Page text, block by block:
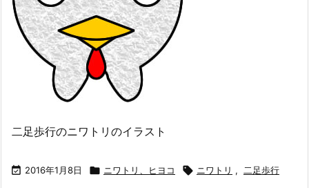
二足歩行のニワトリのイラスト
 2016年1月8日  ニワトリ、ヒヨコ  ニワトリ , 二足歩行